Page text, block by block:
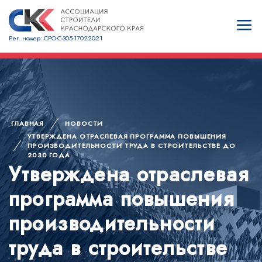
Рег. номер: СРО-С-305-17022021
ГЛАВНАЯ
НОВОСТИ
УТВЕРЖДЕНА ОТРАСЛЕВАЯ ПРОГРАММА ПОВЫШЕНИЯ
ПРОИЗВОДИТЕЛЬНОСТИ ТРУДА В СТРОИТЕЛЬСТВЕ ДО
2030 ГОДА
Утверждена отраслевая
программа повышения
производительности
труда в строительстве